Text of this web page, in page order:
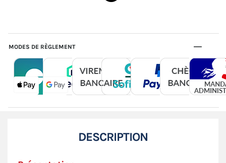
MODES DE RÈGLEMENT
DESCRIPTION